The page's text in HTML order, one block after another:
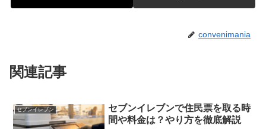
convenimania
関連記事
セブンイレブン
セブンイレブンで住民票を取る時
間や料金は？やり方を徹底解説